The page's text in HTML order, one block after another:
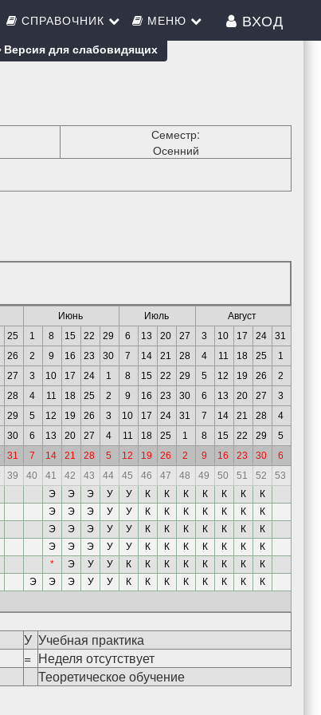
СПРАВОЧНИК МЕНЮ ВХОД
Семестр:
Осенний
Июнь Июль
Август
25 1 8 15 22 29 6 13 20 27 3 10 17 24
31
26 2 9 16 23 30 7 14 21 28 4 11 18 25
1
27 3 10 17 24 1 8 15 22 29 5 12 19 26
2
28 4 11 18 25 2 9 16 23 30 6 13 20 27
3
29 5 12 19 26 3 10 17 24 31 7 14 21 28
4
30 6 13 20 27 4 11 18 25 1 8 15 22 29
5
31 7 14 21 28 5 12 19 26 2 9 16 23 30
6
39 40 41 42 43 44 45 46 47 48 49 50 51 52
53
Э Э Э У У К К К К К К
К
Э Э Э У У К К К К К К
К
Э Э Э У У К К К К К К
К
Э Э Э У У К К К К К К
К
* Э У У К К К К К К К
К
Э Э Э У У К К К К К К К К
У Учебная практика
= Неделя отсутствует
Теоретическое обучение
Версия для слабовидящих